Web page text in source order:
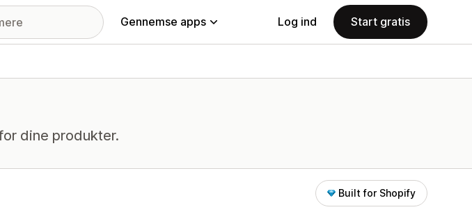
Gennemse apps Log ind Start gratis
dine produkter.
Built for Shopify